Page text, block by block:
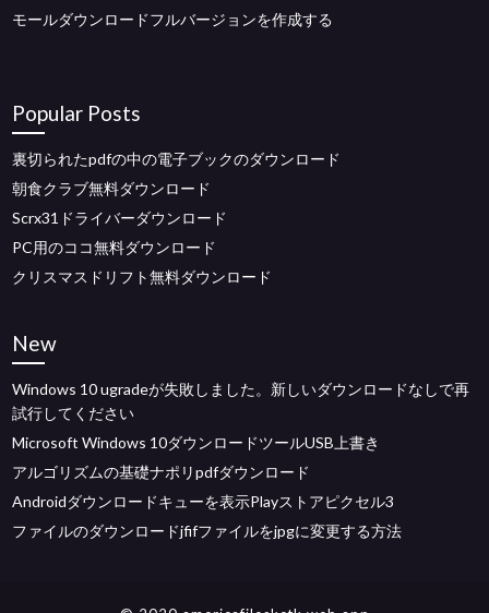
モールダウンロードフルバージョンを作成する
Popular Posts
裏切られたpdfの中の電子ブックのダウンロード
朝食クラブ無料ダウンロード
Scrx31ドライバーダウンロード
PC用のココ無料ダウンロード
クリスマスドリフト無料ダウンロード
New
Windows 10 ugradeが失敗しました。新しいダウンロードなしで再
試行してください
Microsoft Windows 10ダウンロードツールUSB上書き
アルゴリズムの基礎ナポリpdfダウンロード
Androidダウンロードキューを表示Playストアピクセル3
ファイルのダウンロードjfifファイルをjpgに変更する方法